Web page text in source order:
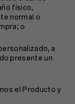
físico,
normal o
o
a
presente un
el Producto y